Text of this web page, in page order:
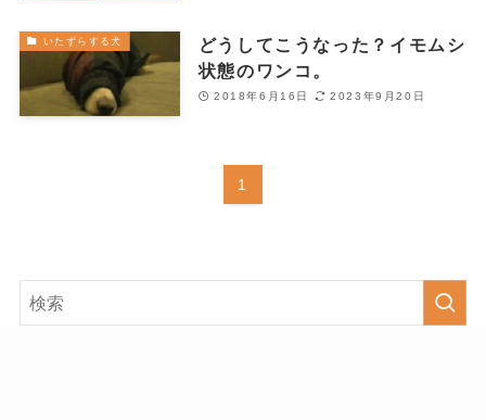
いたずらする犬
どうしてこうなった？イモムシ
状態のワンコ。
2018年6月16日 2023年9月20日
1